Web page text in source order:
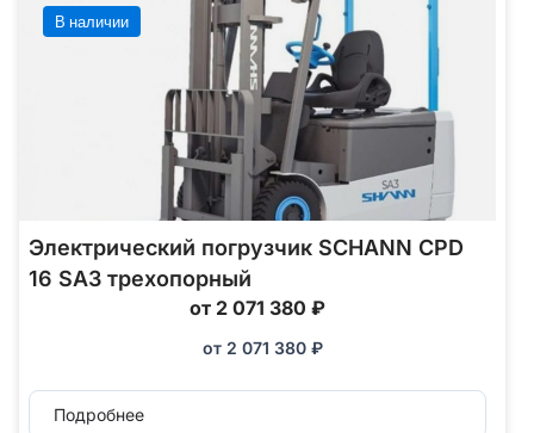
В наличии
Электрический погрузчик SCHANN CPD
16 SA3 трехопорный
от 2 071 380 ₽
от 2 071 380 ₽
Подробнее